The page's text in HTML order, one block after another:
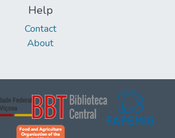
Help
Contact
About